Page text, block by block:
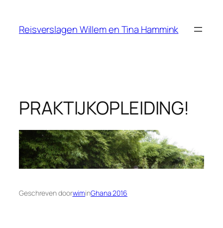
Reisverslagen Willem en Tina Hammink
PRAKTIJKOPLEIDING!
Geschreven doorwiminGhana 2016